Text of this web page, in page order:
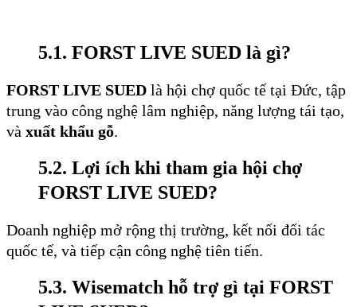
5.1. FORST LIVE SUED là gì?
FORST LIVE SUED là hội chợ quốc tế tại Đức, tập
trung vào công nghệ lâm nghiệp, năng lượng tái tạo,
và xuất khẩu gỗ.
5.2. Lợi ích khi tham gia hội chợ
FORST LIVE SUED?
Doanh nghiệp mở rộng thị trường, kết nối đối tác
quốc tế, và tiếp cận công nghệ tiên tiến.
5.3. Wisematch hỗ trợ gì tại FORST